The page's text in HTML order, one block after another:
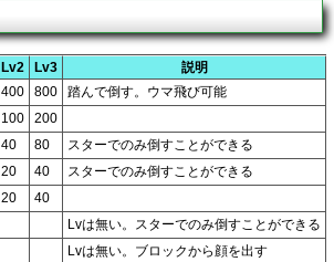
Lv2 Lv3
説明
400 800
踏んで倒す。ウマ飛び可能
100
200
40 80
スターでのみ倒すことができる
20 40
スターでのみ倒すことができる
20
40
Lvは無い。スターでのみ倒すことができる
Lvは無い。ブロックから顔を出す